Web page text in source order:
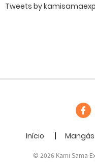
Tweets by kamisamaexp
Início Mangás
© 2026 Kami Sama